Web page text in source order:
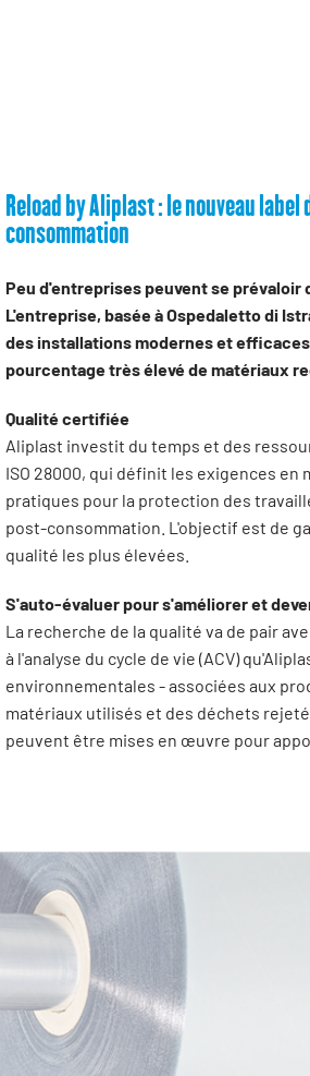
Reload by Aliplast : le nouveau
consommation
Peu d'entreprises peuvent se
L'entreprise, basée à Ospedaletto di
des installations modernes et
pourcentage très élevé de matériaux
Qualité certifiée
Aliplast investit du temps et des
ISO 28000, qui définit les exigences
pratiques pour la protection des
post-consommation. L'objectif est de
qualité les plus élevées.
S'auto-évaluer pour s'améliorer et
La recherche de la qualité va de pair
à l'analyse du cycle de vie (ACV)
environnementales - associées aux
matériaux utilisés et des déchets
peuvent être mises en œuvre pour